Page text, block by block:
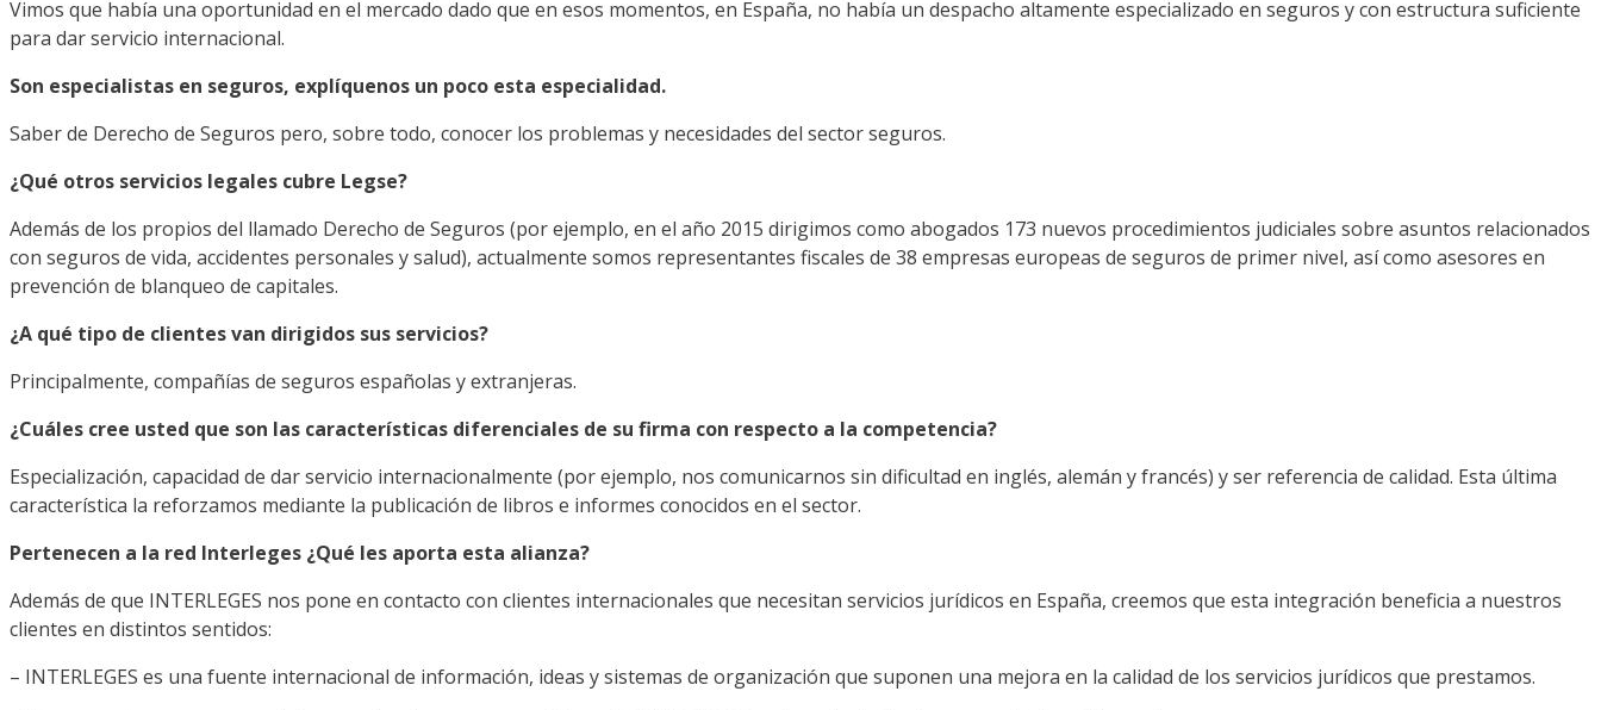
Vimos que había una oportunidad en el mercado dado que en esos momentos, en España, no había un despacho altamente especializado en seguros y con estructura suficiente
para dar servicio internacional.
Son especialistas en seguros, explíquenos un poco esta especialidad.
Saber de Derecho de Seguros pero, sobre todo, conocer los problemas y necesidades del sector seguros.
¿Qué otros servicios legales cubre Legse?
Además de los propios del llamado Derecho de Seguros (por ejemplo, en el año 2015 dirigimos como abogados 173 nuevos procedimientos judiciales sobre asuntos relacionados
con seguros de vida, accidentes personales y salud), actualmente somos representantes fiscales de 38 empresas europeas de seguros de primer nivel, así como asesores en
prevención de blanqueo de capitales.
¿A qué tipo de clientes van dirigidos sus servicios?
Principalmente, compañías de seguros españolas y extranjeras.
¿Cuáles cree usted que son las características diferenciales de su firma con respecto a la competencia?
Especialización, capacidad de dar servicio internacionalmente (por ejemplo, nos comunicarnos sin dificultad en inglés, alemán y francés) y ser referencia de calidad. Esta última
característica la reforzamos mediante la publicación de libros e informes conocidos en el sector.
Pertenecen a la red Interleges ¿Qué les aporta esta alianza?
Además de que INTERLEGES nos pone en contacto con clientes internacionales que necesitan servicios jurídicos en España, creemos que esta integración beneficia a nuestros
clientes en distintos sentidos:
– INTERLEGES es una fuente internacional de información, ideas y sistemas de organización que suponen una mejora en la calidad de los servicios jurídicos que prestamos.